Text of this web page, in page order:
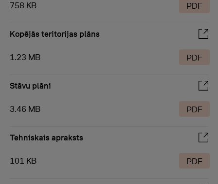
758 KB PDF
Kopējās teritorijas plāns
1.23 MB PDF
Stāvu plāni
3.46 MB PDF
Tehniskais apraksts
101 KB PDF